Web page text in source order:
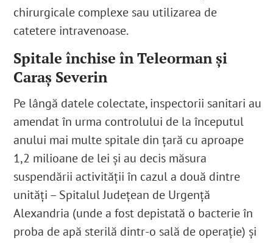
chirurgicale complexe sau utilizarea de
catetere intravenoase.
Spitale închise în Teleorman și
Caraș Severin
Pe lângă datele colectate, inspectorii sanitari au
amendat în urma controlului de la începutul
anului mai multe spitale din țară cu aproape
1,2 milioane de lei și au decis măsura
suspendării activității în cazul a două dintre
unități – Spitalul Județean de Urgență
Alexandria (unde a fost depistată o bacterie în
proba de apă sterilă dintr-o sală de operație) și